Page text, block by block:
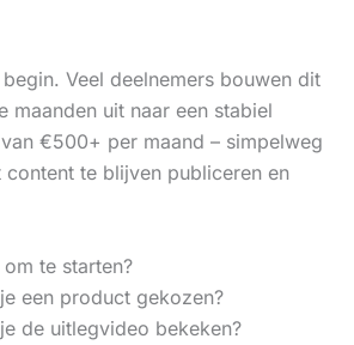
Veel deelnemers bouwen dit
maanden uit naar een stabiel
€500+ per maand – simpelweg
te blijven publiceren en
te starten?
een product gekozen?
de uitlegvideo bekeken?